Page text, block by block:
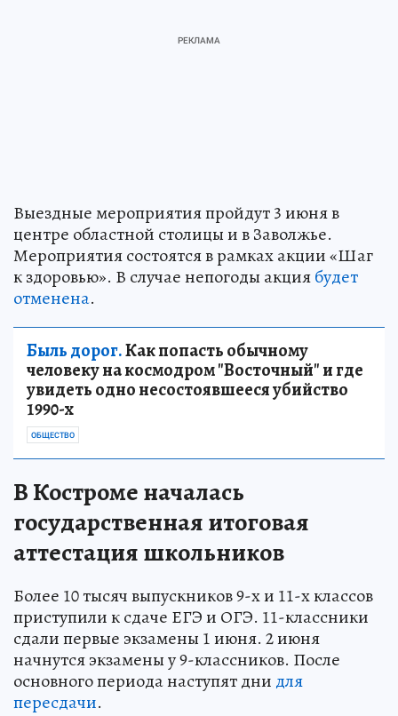
Выездные мероприятия пройдут 3 июня в
центре областной столицы и в Заволжье.
Мероприятия состоятся в рамках акции «Шаг
к здоровью». В случае непогоды акциябудет
отменена.
Быль дорог.Как попасть обычному
человеку на космодром "Восточный" и где
увидеть одно несостоявшееся убийство
1990-х
ОБЩЕСТВО
В Костроме началась
государственная итоговая
аттестация школьников
Более 10 тысяч выпускников 9-х и 11-х классов
приступили к сдаче ЕГЭ и ОГЭ. 11-классники
сдали первые экзамены 1 июня. 2 июня
начнутся экзамены у 9-классников. После
основного периода наступят дни для
пересдачи.